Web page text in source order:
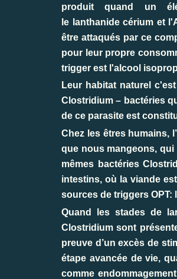
produit quand un
le lanthanide cérium et
être attaqués par ce
pour leur propre
trigger est l'alcool
Leur habitat naturel
Clostridium – bactéries
de ce parasite est
Chez les êtres humains,
que nous mangeons,
mêmes bactéries
intestins, où la viande
sources de triggers OPT:
Quand les stades de
Clostridium sont
preuve d’un excès de
étape avancée de vie,
comme